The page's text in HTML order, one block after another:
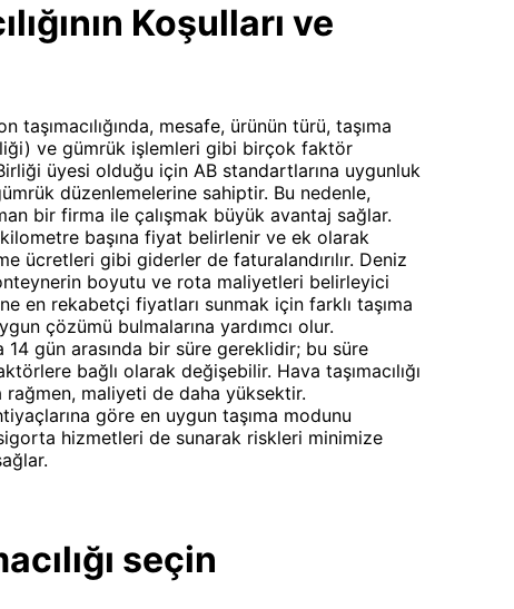
Koşulları ve
taşımacılığında, mesafe, ürünün türü, taşıma
ve gümrük işlemleri gibi birçok faktör
üyesi olduğu için AB standartlarına uygunluk
düzenlemelerine sahiptir. Bu nedenle,
bir firma ile çalışmak büyük avantaj sağlar.
kilometre başına fiyat belirlenir ve ek olarak
ücretleri gibi giderler de faturalandırılır. Deniz
boyutu ve rota maliyetleri belirleyici
en rekabetçi fiyatları sunmak için farklı taşıma
çözümü bulmalarına yardımcı olur.
14 gün arasında bir süre gereklidir; bu süre
bağlı olarak değişebilir. Hava taşımacılığı
rağmen, maliyeti de daha yüksektir.
göre en uygun taşıma modunu
hizmetleri de sunarak riskleri minimize
seçin